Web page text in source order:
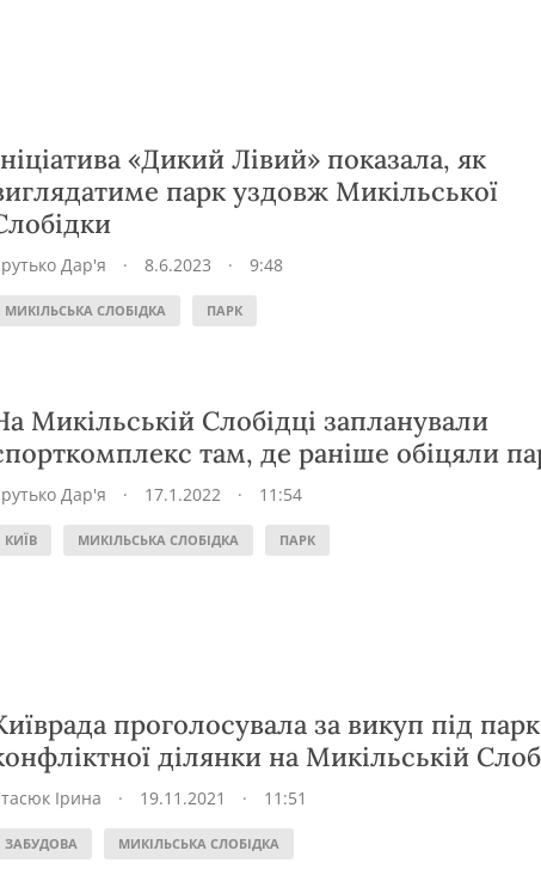
«Дикий Лівий» показала, як
парк уздовж Микільської
Дар'я · 8.6.2023 · 9:48
МИКІЛЬСЬКА СЛОБІДКА ПАРК
Микільській Слобідці запланували
там, де раніше обіцяли
Дар'я · 17.1.2022 · 11:54
КИЇВ МИКІЛЬСЬКА СЛОБІДКА ПАРК
проголосувала за викуп під парк
ділянки на Микільській
Ірина · 19.11.2021 · 11:51
ЗАБУДОВА МИКІЛЬСЬКА СЛОБІДКА